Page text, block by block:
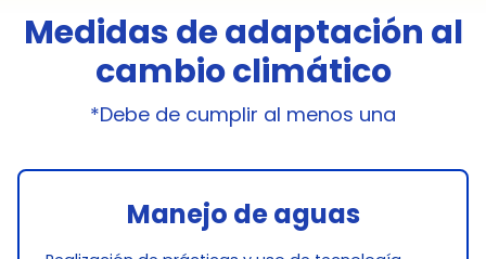
Medidas de adaptación al
cambio climático
*Debe de cumplir al menos una
Manejo de aguas